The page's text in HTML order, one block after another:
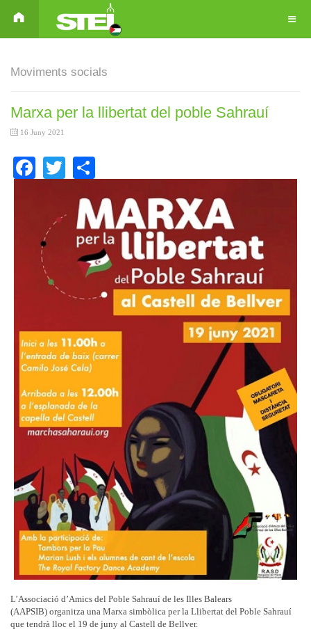
Moviments socials
Marxa per la llibertat del poble Sahrauí
16 Juny 2021
Facebook
Twitter
L’Associació d’Amics del Poble Sahrauí de les Illes Balears
(AAPSIB) organitza una Marxa simbòlica per la Llibertat del Poble Sahrauí
que tendrà lloc el 19 de juny al Castell de Bellver.